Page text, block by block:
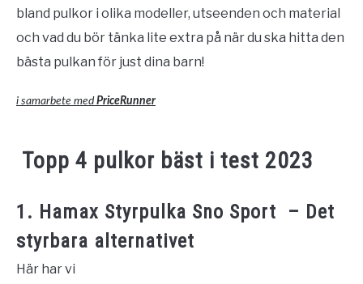
bland pulkor i olika modeller, utseenden och material
och vad du bör tänka lite extra på när du ska hitta den
bästa pulkan för just dina barn!
i samarbete med PriceRunner
Topp 4 pulkor bäst i test 2023
1. Hamax Styrpulka Sno Sport – Det
styrbara alternativet
Här har vi